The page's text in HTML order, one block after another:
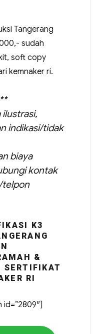
Tangerang
sudah
soft copy
kemnaker ri.
ilustrasi,
indikasi/tidak
biaya
kontak
telpon
K3
&
SERTIFIKAT
RI